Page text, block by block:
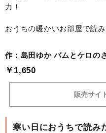
力！
おうちの暖かいお部屋で読
作：島田ゆか バムとケロの
￥1,650
販売サイ
寒い日におうちで読み